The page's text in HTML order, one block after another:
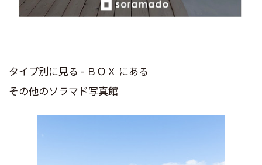
タイプ別に見る - ＢＯＸ にある
その他のソラマド写真館